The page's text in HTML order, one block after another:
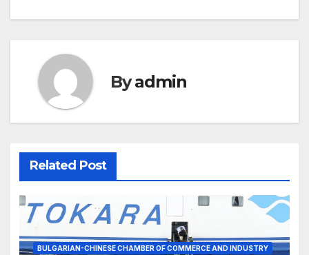
Byadmin
Related Post
BULGARIAN-CHINESE CHAMBER OF COMMERCE AND INDUSTRY